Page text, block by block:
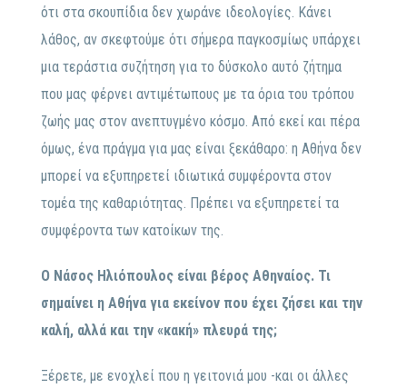
ότι στα σκουπίδια δεν χωράνε ιδεολογίες. Κάνει
λάθος, αν σκεφτούμε ότι σήμερα παγκοσμίως υπάρχει
μια τεράστια συζήτηση για το δύσκολο αυτό ζήτημα
που μας φέρνει αντιμέτωπους με τα όρια του τρόπου
ζωής μας στον ανεπτυγμένο κόσμο. Από εκεί και πέρα
όμως, ένα πράγμα για μας είναι ξεκάθαρο: η Αθήνα δεν
μπορεί να εξυπηρετεί ιδιωτικά συμφέροντα στον
τομέα της καθαριότητας. Πρέπει να εξυπηρετεί τα
συμφέροντα των κατοίκων της.
Ο Νάσος Ηλιόπουλος είναι βέρος Αθηναίος. Τι
σημαίνει η Αθήνα για εκείνον που έχει ζήσει και την
καλή, αλλά και την «κακή» πλευρά της;
Ξέρετε, με ενοχλεί που η γειτονιά μου -και οι άλλες